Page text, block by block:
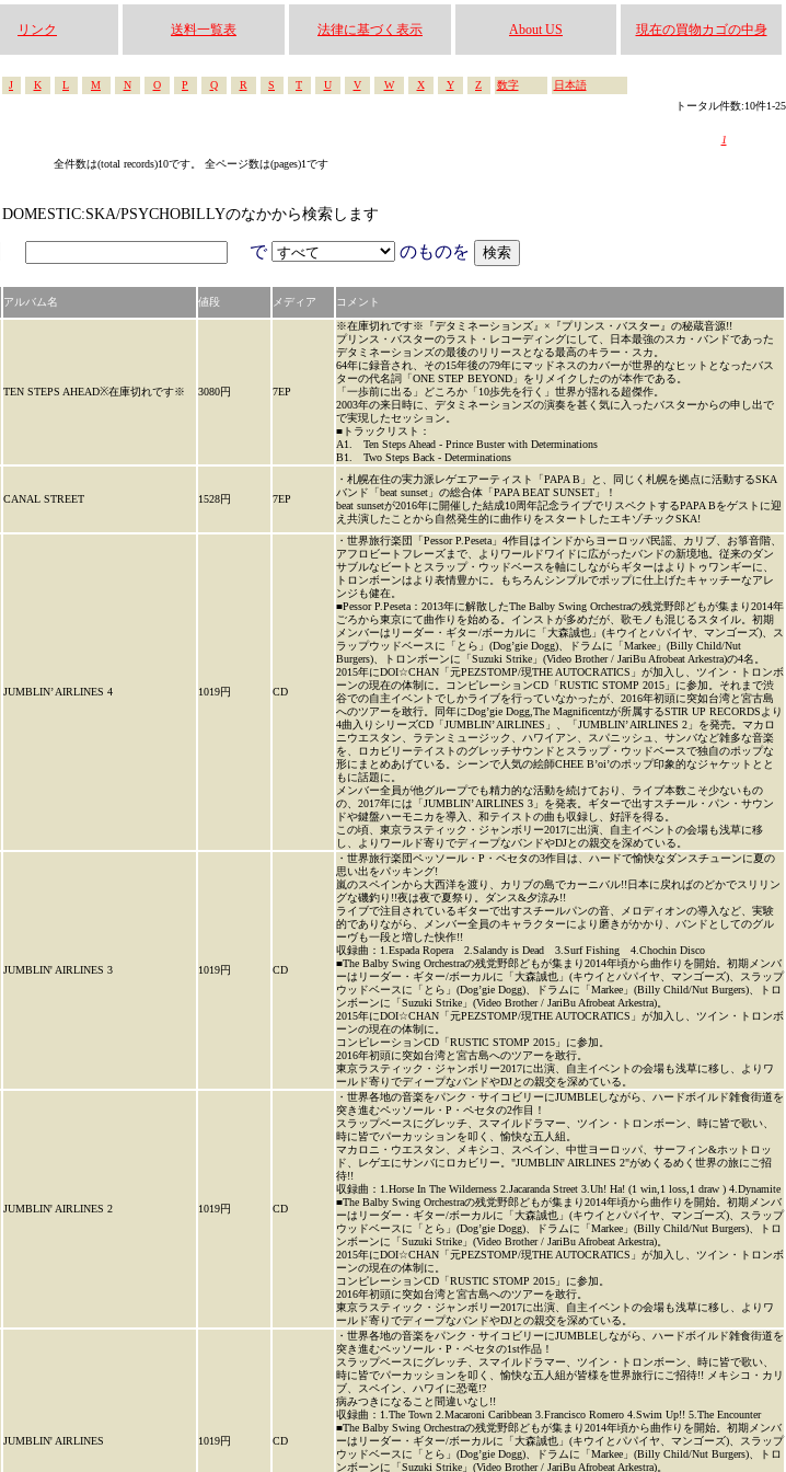
リンク 送料一覧表 法律に基づく表示 About US 現在の買物カゴの中身
J K L M N O P Q R S T U V W X Y Z 数字
日本語
トータル件数:10件1-25
1
全件数は(total records)10です。 全ページ数は(pages)1です
DOMESTIC:SKA/PSYCHOBILLYのなかから検索します
で のものを
アルバム名 値段 メディア コメント
TEN STEPS AHEAD※在庫切れです※ 3080円 7EP
※在庫切れです※『デタミネーションズ』×『プリンス・バスター』の秘蔵音源!!
プリンス・バスターのラスト・レコーディングにして、日本最強のスカ・バンドであった
デタミネーションズの最後のリリースとなる最高のキラー・スカ。
64年に録音され、その15年後の79年にマッドネスのカバーが世界的なヒットとなったバス
ターの代名詞「ONE STEP BEYOND」をリメイクしたのが本作である。
「一歩前に出る」どころか「10歩先を行く」世界が揺れる超傑作。
2003年の来日時に、デタミネーションズの演奏を甚く気に入ったバスターからの申し出で
で実現したセッション。
■トラックリスト：
A1. Ten Steps Ahead - Prince Buster with Determinations
B1. Two Steps Back - Determinations
CANAL STREET 1528円 7EP
・札幌在住の実力派レゲエアーティスト「PAPA B」と、同じく札幌を拠点に活動するSKA
バンド「beat sunset」の総合体「PAPA BEAT SUNSET」！
beat sunsetが2016年に開催した結成10周年記念ライブでリスペクトするPAPA Bをゲストに迎
え共演したことから自然発生的に曲作りをスタートしたエキゾチックSKA!
JUMBLIN’ AIRLINES 4 1019円 CD
・世界旅行楽団「Pessor P.Peseta」4作目はインドからヨーロッパ民謡、カリブ、お箏音階、
アフロビートフレーズまで、よりワールドワイドに広がったバンドの新境地。従来のダン
サブルなビートとスラップ・ウッドベースを軸にしながらギターはよりトゥワンギーに、
トロンボーンはより表情豊かに。もちろんシンプルでポップに仕上げたキャッチーなアレ
ンジも健在。
■Pessor P.Peseta：2013年に解散したThe Balby Swing Orchestraの残党野郎どもが集まり2014年
ごろから東京にて曲作りを始める。インストが多めだが、歌モノも混じるスタイル。初期
メンバーはリーダー・ギター/ボーカルに「大森誠也」(キウイとパパイヤ、マンゴーズ)、ス
ラップウッドベースに「とら」(Dog’gie Dogg)、ドラムに「Markee」(Billy Child/Nut
Burgers)、トロンボーンに「Suzuki Strike」(Video Brother / JariBu Afrobeat Arkestra)の4名。
2015年にDOI☆CHAN「元PEZSTOMP/現THE AUTOCRATICS」が加入し、ツイン・トロンボ
ーンの現在の体制に。コンピレーションCD「RUSTIC STOMP 2015」に参加。それまで渋
谷での自主イベントでしかライブを行っていなかったが、2016年初頭に突如台湾と宮古島
へのツアーを敢行。同年にDog’gie Dogg,The Magnificentzが所属するSTIR UP RECORDSより
4曲入りシリーズCD「JUMBLIN’ AIRLINES」、「JUMBLIN’ AIRLINES 2」を発売。マカロ
ニウエスタン、ラテンミュージック、ハワイアン、スパニッシュ、サンバなど雑多な音楽
を、ロカビリーテイストのグレッチサウンドとスラップ・ウッドベースで独自のポップな
形にまとめあげている。シーンで人気の絵師CHEE B’oi’のポップ印象的なジャケットとと
もに話題に。
メンバー全員が他グループでも精力的な活動を続けており、ライブ本数こそ少ないもの
の、2017年には「JUMBLIN’ AIRLINES 3」を発表。ギターで出すスチール・パン・サウン
ドや鍵盤ハーモニカを導入、和テイストの曲も収録し、好評を得る。
この頃、東京ラスティック・ジャンボリー2017に出演、自主イベントの会場も浅草に移
し、よりワールド寄りでディープなバンドやDJとの親交を深めている。
JUMBLIN' AIRLINES 3 1019円 CD
・世界旅行楽団ペッソール・P・ペセタの3作目は、ハードで愉快なダンスチューンに夏の
思い出をパッキング!
嵐のスペインから大西洋を渡り、カリブの島でカーニバル!!日本に戻ればのどかでスリリン
グな磯釣り!!夜は夜で夏祭り。ダンス&夕涼み!!
ライブで注目されているギターで出すスチールパンの音、メロディオンの導入など、実験
的でありながら、メンバー全員のキャラクターにより磨きがかかり、バンドとしてのグル
ーヴも一段と増した快作!!
収録曲：1.Espada Ropera 2.Salandy is Dead 3.Surf Fishing 4.Chochin Disco
■The Balby Swing Orchestraの残党野郎どもが集まり2014年頃から曲作りを開始。初期メンバ
ーはリーダー・ギター/ボーカルに「大森誠也」(キウイとパパイヤ、マンゴーズ)、スラップ
ウッドベースに「とら」(Dog’gie Dogg)、ドラムに「Markee」(Billy Child/Nut Burgers)、トロ
ンボーンに「Suzuki Strike」(Video Brother / JariBu Afrobeat Arkestra)。
2015年にDOI☆CHAN「元PEZSTOMP/現THE AUTOCRATICS」が加入し、ツイン・トロンボ
ーンの現在の体制に。
コンピレーションCD「RUSTIC STOMP 2015」に参加。
2016年初頭に突如台湾と宮古島へのツアーを敢行。
東京ラスティック・ジャンボリー2017に出演、自主イベントの会場も浅草に移し、よりワ
ールド寄りでディープなバンドやDJとの親交を深めている。
JUMBLIN' AIRLINES 2 1019円 CD
・世界各地の音楽をパンク・サイコビリーにJUMBLEしながら、ハードボイルド雑食街道を
突き進むペッソール・P・ペセタの2作目！
スラップベースにグレッチ、スマイルドラマー、ツイン・トロンボーン、時に皆で歌い、
時に皆でパーカッションを叩く、愉快な五人組。
マカロニ・ウエスタン、メキシコ、スペイン、中世ヨーロッパ、サーフィン&ホットロッ
ド、レゲエにサンバにロカビリー。"JUMBLIN' AIRLINES 2"がめくるめく世界の旅にご招
待!!
収録曲：1.Horse In The Wilderness 2.Jacaranda Street 3.Uh! Ha! (1 win,1 loss,1 draw ) 4.Dynamite
■The Balby Swing Orchestraの残党野郎どもが集まり2014年頃から曲作りを開始。初期メンバ
ーはリーダー・ギター/ボーカルに「大森誠也」(キウイとパパイヤ、マンゴーズ)、スラップ
ウッドベースに「とら」(Dog’gie Dogg)、ドラムに「Markee」(Billy Child/Nut Burgers)、トロ
ンボーンに「Suzuki Strike」(Video Brother / JariBu Afrobeat Arkestra)。
2015年にDOI☆CHAN「元PEZSTOMP/現THE AUTOCRATICS」が加入し、ツイン・トロンボ
ーンの現在の体制に。
コンピレーションCD「RUSTIC STOMP 2015」に参加。
2016年初頭に突如台湾と宮古島へのツアーを敢行。
東京ラスティック・ジャンボリー2017に出演、自主イベントの会場も浅草に移し、よりワ
ールド寄りでディープなバンドやDJとの親交を深めている。
JUMBLIN' AIRLINES 1019円 CD
・世界各地の音楽をパンク・サイコビリーにJUMBLEしながら、ハードボイルド雑食街道を
突き進むペッソール・P・ペセタの1st作品！
スラップベースにグレッチ、スマイルドラマー、ツイン・トロンボーン、時に皆で歌い、
時に皆でパーカッションを叩く、愉快な五人組が皆様を世界旅行にご招待!! メキシコ・カリ
ブ、スペイン、ハワイに恐竜!?
病みつきになること間違いなし!!
収録曲：1.The Town 2.Macaroni Caribbean 3.Francisco Romero 4.Swim Up!! 5.The Encounter
■The Balby Swing Orchestraの残党野郎どもが集まり2014年頃から曲作りを開始。初期メンバ
ーはリーダー・ギター/ボーカルに「大森誠也」(キウイとパパイヤ、マンゴーズ)、スラップ
ウッドベースに「とら」(Dog’gie Dogg)、ドラムに「Markee」(Billy Child/Nut Burgers)、トロ
ンボーンに「Suzuki Strike」(Video Brother / JariBu Afrobeat Arkestra)。